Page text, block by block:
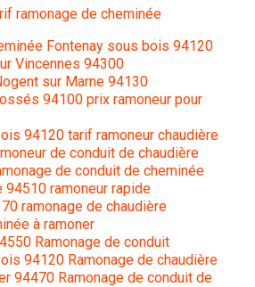
ramonage de cheminée
Fontenay sous bois 94120
Vincennes 94300
sur Marne 94130
94100 prix ramoneur pour
94120 tarif ramoneur chaudière
de conduit de chaudière
de conduit de cheminée
94510 ramoneur rapide
ramonage de chaudière
à ramoner
Ramonage de conduit
94120 Ramonage de chaudière
94470 Ramonage de conduit de